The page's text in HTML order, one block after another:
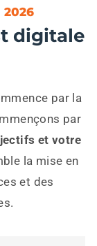
2026
digitale
par la
par
et votre
la mise en
et des